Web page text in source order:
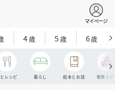
マイページ
4歳 5歳 6歳
レシピ 暮らし 絵本とお話 知育と探